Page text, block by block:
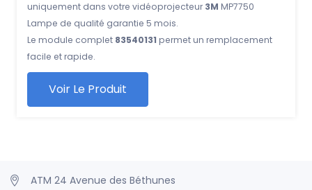
uniquement dans votre vidéoprojecteur 3M MP7750
Lampe de qualité garantie 5 mois.
Le module complet 83540131 permet un remplacement
facile et rapide.
Voir Le Produit
ATM 24 Avenue des Béthunes